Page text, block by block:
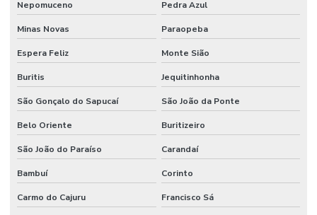
Nepomuceno Pedra Azul
Minas Novas Paraopeba
Espera Feliz Monte Sião
Buritis Jequitinhonha
São Gonçalo do Sapucaí São João da Ponte
Belo Oriente Buritizeiro
São João do Paraíso Carandaí
Bambuí Corinto
Carmo do Cajuru Francisco Sá